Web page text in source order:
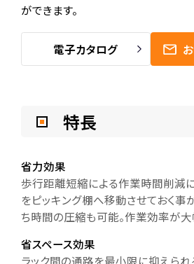
ができます。
電子カタログ
特長
省力効果
歩行距離短縮による作業時間削減
をピッキング棚へ移動させておく事
ち時間の圧縮も可能。作業効率が大
省スペース効果
ラック間の通路を最小限に抑えられ